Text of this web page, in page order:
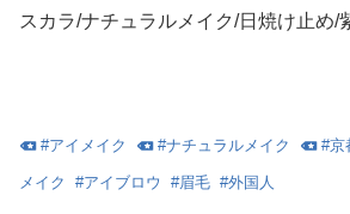
スカラ/ナチュラルメイク/日焼け止め/
#アイメイク #ナチュラルメイク #京
メイク #アイブロウ #眉毛 #外国人